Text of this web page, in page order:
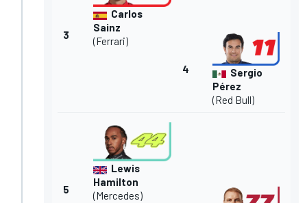
3
Carlos
Sainz
(Ferrari)
4
Sergio
Pérez
(Red Bull)
5
Lewis
Hamilton
(Mercedes)